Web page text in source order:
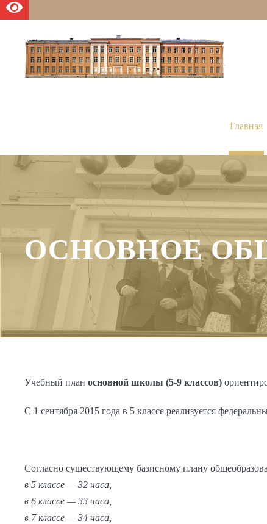
Главная
ОСНОВНОЕ
Учебный план основной школы (5-9 классов)
С 1 сентября 2015 года в 5 классе реализуется
Согласно существующему базисному плану
в 5 классе — 32 часа,
в 6 классе — 33 часа,
в 7 классе — 34 часа,